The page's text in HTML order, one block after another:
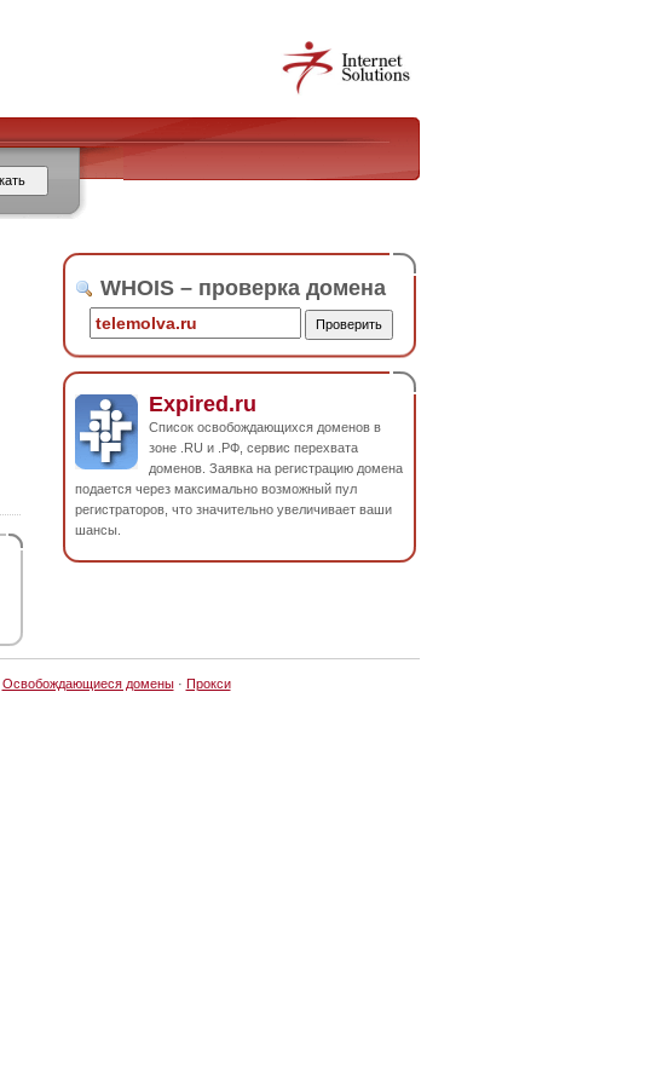
WHOIS – проверка домена
Expired.ru
Список освобождающихся доменов в
зоне .RU и .РФ, сервис перехвата
доменов. Заявка на регистрацию домена
подается через максимально возможный пул
регистраторов, что значительно увеличивает ваши
шансы.
Освобождающиеся домены· Прокси